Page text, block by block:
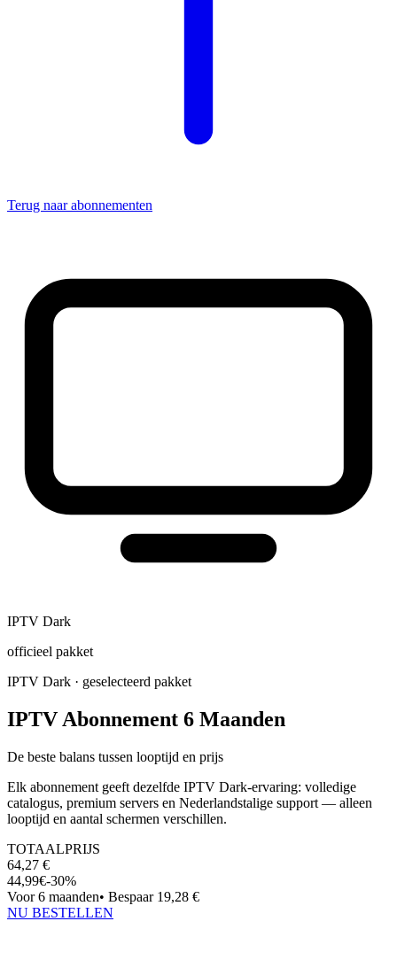
Terug naar abonnementen
IPTV Dark
officieel pakket
IPTV Dark · geselecteerd pakket
IPTV Abonnement 6 Maanden
De beste balans tussen looptijd en prijs
Elk abonnement geeft dezelfde IPTV Dark-ervaring: volledige
catalogus, premium servers en Nederlandstalige support — alleen
looptijd en aantal schermen verschillen.
TOTAALPRIJS
64,27 €
44,99€-30%
Voor6 maanden• Bespaar 19,28 €
NU BESTELLEN